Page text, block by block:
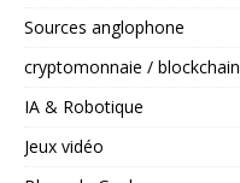
Sources anglophone
cryptomonnaie / blockchain
IA & Robotique
Jeux vidéo